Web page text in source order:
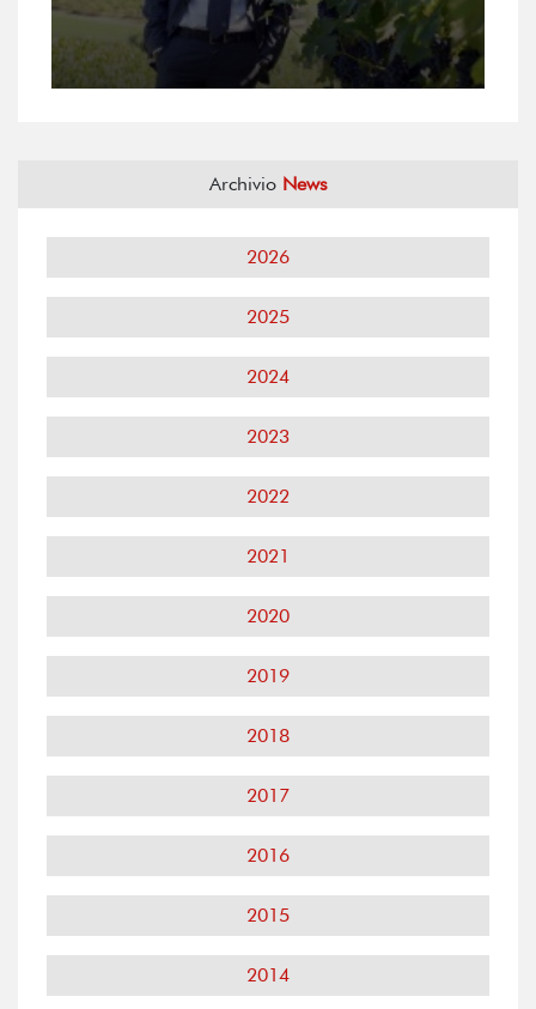
Archivio News
2026
2025
2024
2023
2022
2021
2020
2019
2018
2017
2016
2015
2014